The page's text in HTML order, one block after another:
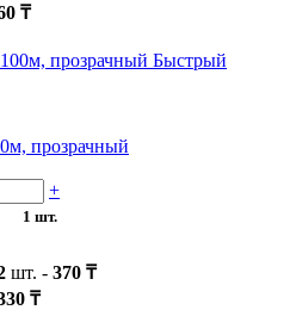
₸
Быстрый
прозрачный
+
1 шт.
шт. - 370 ₸
₸